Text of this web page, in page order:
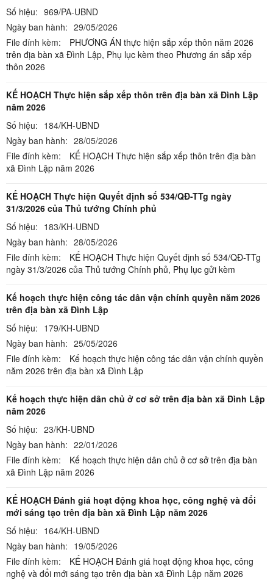
Số hiệu: 969/PA-UBND
Ngày ban hành: 29/05/2026
File đính kèm:
PHƯƠNG ÁN thực hiện sắp xếp thôn năm 2026
trên địa bàn xã Đình Lập, Phụ lục kèm theo Phương án sắp xếp
thôn 2026
KẾ HOẠCH Thực hiện sắp xếp thôn trên địa bàn xã Đình Lập
năm 2026
Số hiệu: 184/KH-UBND
Ngày ban hành: 28/05/2026
File đính kèm:
KẾ HOẠCH Thực hiện sắp xếp thôn trên địa bàn
xã Đình Lập năm 2026
KẾ HOẠCH Thực hiện Quyết định số 534/QĐ-TTg ngày
31/3/2026 của Thủ tướng Chính phủ
Số hiệu: 183/KH-UBND
Ngày ban hành: 28/05/2026
File đính kèm:
KẾ HOẠCH Thực hiện Quyết định số 534/QĐ-TTg
ngày 31/3/2026 của Thủ tướng Chính phủ, Phụ lục gửi kèm
Kế hoạch thực hiện công tác dân vận chính quyền năm 2026
trên địa bàn xã Đình Lập
Số hiệu: 179/KH-UBND
Ngày ban hành: 25/05/2026
File đính kèm:
Kế hoạch thực hiện công tác dân vận chính quyền
năm 2026 trên địa bàn xã Đình Lập
Kế hoạch thực hiện dân chủ ở cơ sở trên địa bàn xã Đình Lập
năm 2026
Số hiệu: 23/KH-UBND
Ngày ban hành: 22/01/2026
File đính kèm:
Kế hoạch thực hiện dân chủ ở cơ sở trên địa bàn
xã Đình Lập năm 2026
KẾ HOẠCH Đánh giá hoạt động khoa học, công nghệ và đổi
mới sáng tạo trên địa bàn xã Đình Lập năm 2026
Số hiệu: 164/KH-UBND
Ngày ban hành: 19/05/2026
File đính kèm:
KẾ HOẠCH Đánh giá hoạt động khoa học, công
nghệ và đổi mới sáng tạo trên địa bàn xã Đình Lập năm 2026